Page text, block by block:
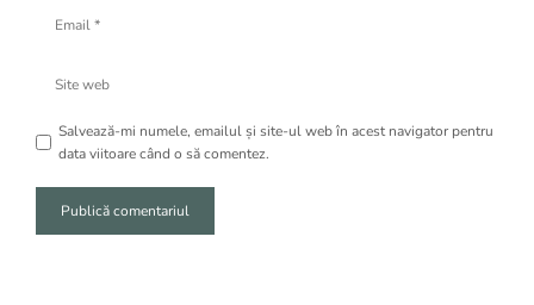
web
Salvează-mi numele, emailul și site-ul web în acest navigator pentru
data viitoare când o să comentez.